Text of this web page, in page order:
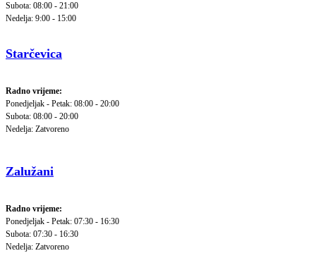
Subota: 08:00 - 21:00
Nedelja: 9:00 - 15:00
Starčevica
Radno vrijeme:
Ponedjeljak - Petak: 08:00 - 20:00
Subota: 08:00 - 20:00
Nedelja: Zatvoreno
Zalužani
Radno vrijeme:
Ponedjeljak - Petak: 07:30 - 16:30
Subota: 07:30 - 16:30
Nedelja: Zatvoreno